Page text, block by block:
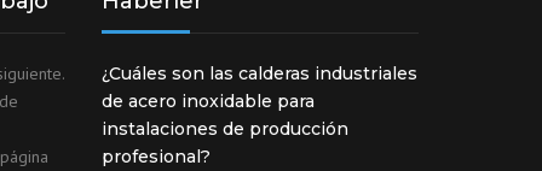
¿Cuáles son las calderas industriales
de acero inoxidable para
instalaciones de producción
profesional?